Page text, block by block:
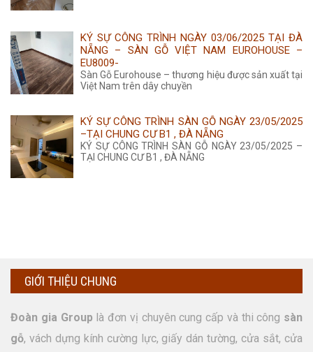
KÝ SỰ CÔNG TRÌNH NGÀY 03/06/2025 TẠI ĐÀ
NẴNG – SÀN GỖ VIỆT NAM EUROHOUSE –
EU8009-
Sàn Gỗ Eurohouse – thương hiệu được sản xuất tại
Việt Nam trên dây chuyền
KÝ SỰ CÔNG TRÌNH SÀN GỖ NGÀY 23/05/2025
–TẠI CHUNG CƯ B1 , ĐÀ NẴNG
KÝ SỰ CÔNG TRÌNH SÀN GỖ NGÀY 23/05/2025 –
TẠI CHUNG CƯ B1 , ĐÀ NẴNG
GIỚI THIỆU CHUNG
Đoàn gia Group là đơn vị chuyên cung cấp và thi công sàn
gỗ, vách dựng kính cường lực, giấy dán tường, cửa sắt, cửa